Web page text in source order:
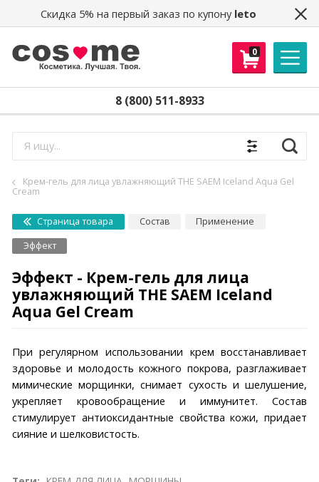
Скидка 5% на первый заказ по купону leto
0
8 (800) 511-8933
Найти
Крем-гель для лица увлажняющий THE SAEM Iceland Aqua Gel
Cream
Страница товара Состав
Применение
Эффект
Эффект - Крем-гель для лица
увлажняющий THE SAEM Iceland
Aqua Gel Cream
При регулярном использовании крем восстанавливает
здоровье и молодость кожного покрова, разглаживает
мимические морщинки, снимает сухость и шелушение,
укрепляет кровообращение и иммунитет. Состав
стимулирует антиоксидантные свойства кожи, придает
сияние и шелковистость.